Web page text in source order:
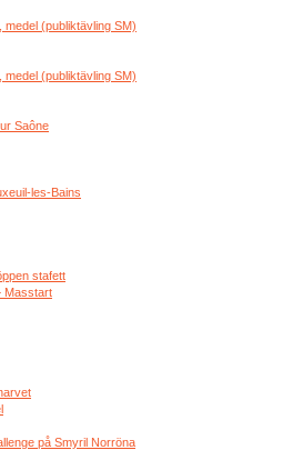
medel (publiktävling SM)
medel (publiktävling SM)
Saône
les-Bains
stafett
Masstart
på Smyril Norröna